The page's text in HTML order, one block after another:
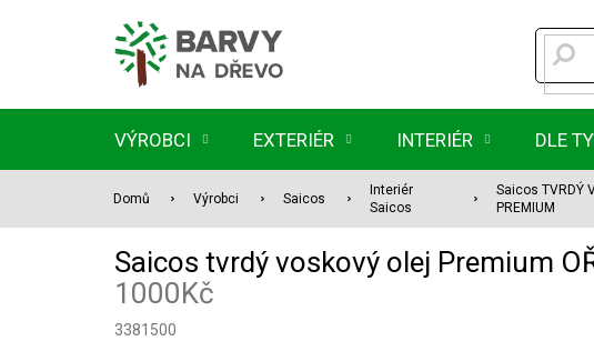
VÝROBCI EXTERIÉR INTERIÉR DLE
Domů Výrobci Saicos
Interiér
Saicos
Saicos TVRDÝ
PREMIUM
Saicos tvrdý voskový olej Premium
1000Kč
3381500